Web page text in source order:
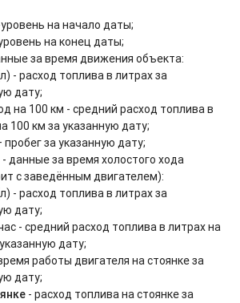
на начало даты;
на конец даты;
за время движения объекта:
- расход топлива в литрах за
дату;
на 100 км - средний расход топлива в
100 км за указанную дату;
пробег за указанную дату;
- данные за время холостого хода
с заведённым двигателем):
- расход топлива в литрах за
дату;
- средний расход топлива в литрах на
дату;
работы двигателя на стоянке за
дату;
- расход топлива на стоянке за